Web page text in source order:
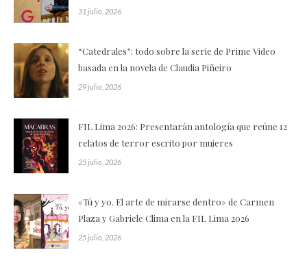
31 julio, 2026
“Catedrales”: todo sobre la serie de Prime Video
basada en la novela de Claudia Piñeiro
29 julio, 2026
FIL Lima 2026: Presentarán antología que reúne 12
relatos de terror escrito por mujeres
25 julio, 2026
«Tú y yo. El arte de mirarse dentro» de Carmen
Plaza y Gabriele Clima en la FIL Lima 2026
25 julio, 2026